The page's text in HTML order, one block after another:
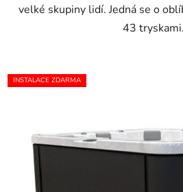
velké skupiny lidí. Jedná se o
43 tryskami.
INSTALACE ZDARMA